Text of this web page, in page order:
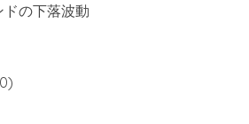
ドの下落波動